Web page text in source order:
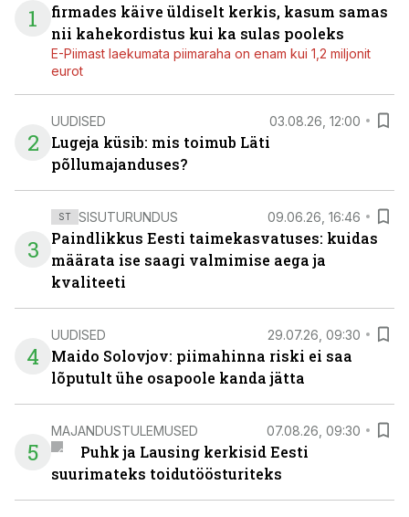
1
firmades käive üldiselt kerkis, kasum samas
nii kahekordistus kui ka sulas pooleks
E-Piimast laekumata piimaraha on enam kui 1,2 miljonit
eurot
2
UUDISED 03.08.26, 12:00
Lugeja küsib: mis toimub Läti
põllumajanduses?
3
ST SISUTURUNDUS 09.06.26, 16:46
Paindlikkus Eesti taimekasvatuses: kuidas
määrata ise saagi valmimise aega ja
kvaliteeti
4
UUDISED 29.07.26, 09:30
Maido Solovjov: piimahinna riski ei saa
lõputult ühe osapoole kanda jätta
5
MAJANDUSTULEMUSED 07.08.26, 09:30
Puhk ja Lausing kerkisid Eesti
suurimateks toidutöösturiteks